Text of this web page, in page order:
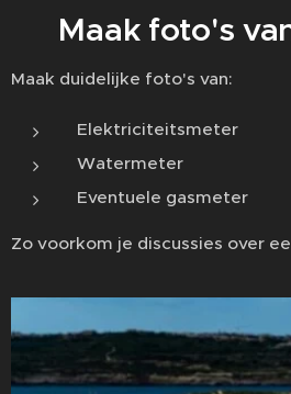
📸 Maak foto's
Maak duidelijke foto's van:
Elektriciteitsmeter
Watermeter
Eventuele gasmeter
Zo voorkom je discussies over